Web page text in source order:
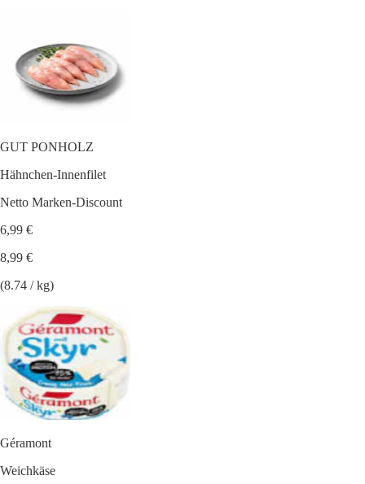
GUT PONHOLZ
Hähnchen-Innenfilet
Netto Marken-Discount
6,99 €
8,99 €
(8.74 / kg)
Géramont
Weichkäse